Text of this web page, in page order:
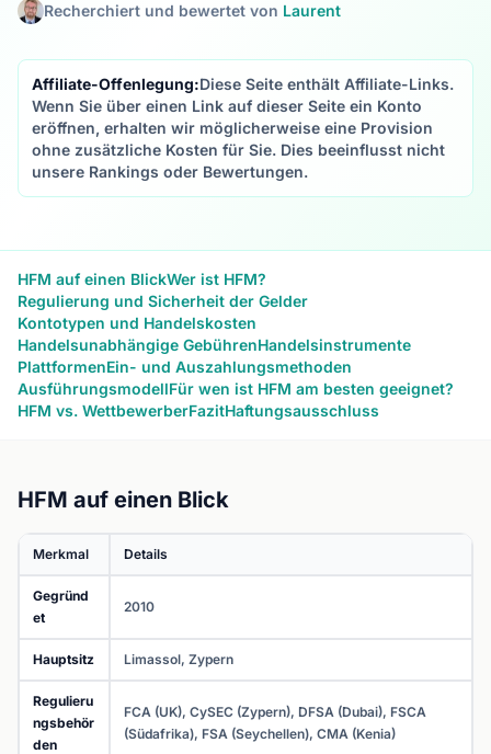
Recherchiert und bewertet von Laurent
Affiliate-Offenlegung:Diese Seite enthält Affiliate-Links.
Wenn Sie über einen Link auf dieser Seite ein Konto
eröffnen, erhalten wir möglicherweise eine Provision
ohne zusätzliche Kosten für Sie. Dies beeinflusst nicht
unsere Rankings oder Bewertungen.
HFM auf einen BlickWer ist HFM?
Regulierung und Sicherheit der Gelder
Kontotypen und Handelskosten
Handelsunabhängige GebührenHandelsinstrumente
PlattformenEin- und Auszahlungsmethoden
AusführungsmodellFür wen ist HFM am besten geeignet?
HFM vs. WettbewerberFazitHaftungsausschluss
HFM auf einen Blick
Merkmal Details
Gegründ
et
2010
Hauptsitz Limassol, Zypern
Regulieru
ngsbehör
den
FCA (UK), CySEC (Zypern), DFSA (Dubai), FSCA
(Südafrika), FSA (Seychellen), CMA (Kenia)